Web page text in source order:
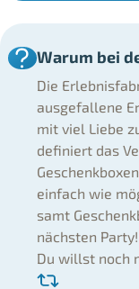
Warum bei
Die
ausgefallene
mit viel Liebe
definiert das
einfach wie
samt
nächsten Party!
Du willst noch